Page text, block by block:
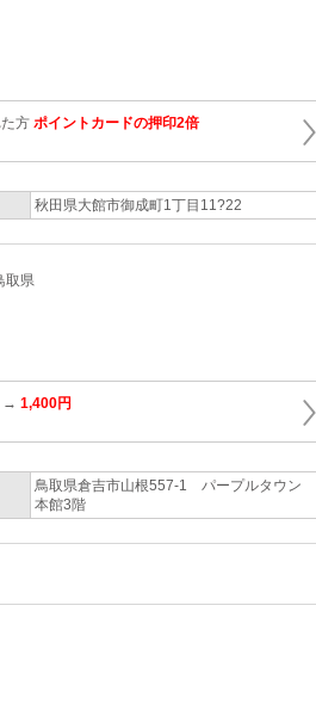
方 ポイントカードの押印2倍
秋田県大館市御成町1丁目11?22
取県
→ 1,400円
鳥取県倉吉市山根557-1 パープルタウン
本館3階